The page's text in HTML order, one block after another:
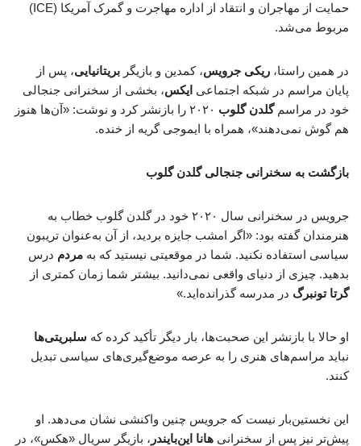
حمایت از مهاجران و انتقاد از اداره مهاجرت و گمرک آمریکا (ICE)
مربوط می‌شد.
در همین راستا، ریکی جرویس، کمدین و بازیگر بریتانیایی، پس از
پایان مراسم در شبکه اجتماعی ایکس، بخشی از سخنرانی جنجالی
خود در مراسمگلدن گلوب
۲۰۲۰ را بازنشر کرد و نوشت: «آن‌ها هنوز
هم گوش نمی‌دهند»، همراه با ایموجی گریه از خنده.
بازگشت به سخنرانی جنجالی گلدن گلوب
جرویس در سخنرانی سال ۲۰۲۰ خود در گلدن گلوب خطاب به
هنرمندان گفته بود: «اگر امشب جایزه بردید، از آن به‌عنوان تریبون
سیاسی استفاده نکنید. شما در موقعیتی نیستید که به مردم درس
بدهید. چیزی از دنیای واقعی نمی‌دانید. بیشتر شما زمان کمتری از
گرتا تونبرگ در مدرسه گذرانده‌اید.»
او حالا با بازنشر این صحبت‌ها، بار دیگر تأکید کرده که سلبریتی‌ها
نباید مراسم‌های هنری را به عرصه موضع‌گیری‌های سیاسی تبدیل
کنند.
این نخستین‌بار نیست که جرویس چنین واکنشی نشان می‌دهد. او
پیش‌تر نیز پس از سخنرانی هانا این‌بایندر ، بازیگر سریال «هکس»، در